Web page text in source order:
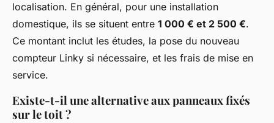
localisation. En général, pour une installation
domestique, ils se situent entre 1 000 € et 2 500 €.
Ce montant inclut les études, la pose du nouveau
compteur Linky si nécessaire, et les frais de mise en
service.
Existe-t-il une alternative aux panneaux fixés
sur le toit ?